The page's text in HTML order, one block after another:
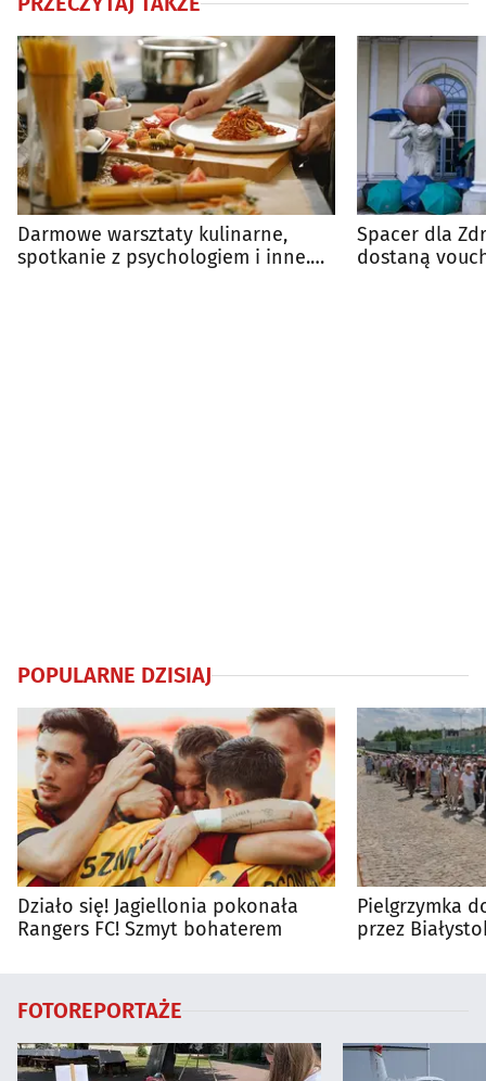
Darmowe warsztaty kulinarne,
spotkanie z psychologiem i inne.
Spacer dla
dostaną
POPULARNE DZISIAJ
Działo się! Jagiellonia pokonała
Rangers FC! Szmyt bohaterem
Pielgrzymka
przez
FOTOREPORTAŻE